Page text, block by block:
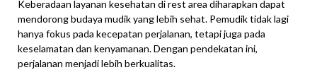
Keberadaan layanan kesehatan di rest area diharapkan dapat
mendorong budaya mudik yang lebih sehat. Pemudik tidak lagi
hanya fokus pada kecepatan perjalanan, tetapi juga pada
keselamatan dan kenyamanan. Dengan pendekatan ini,
perjalanan menjadi lebih berkualitas.